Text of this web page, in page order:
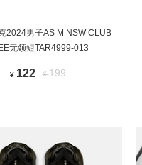
2024男子AS M NSW CLUB
无领短TAR4999-013
¥ 122 ¥199